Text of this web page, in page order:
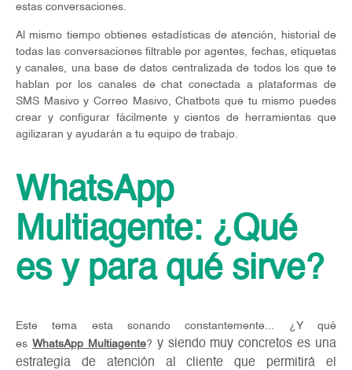
estas conversaciones.
Al mismo tiempo obtienes estadísticas de atención, historial de
todas las conversaciones filtrable por agentes, fechas, etiquetas
y canales, una base de datos centralizada de todos los que te
hablan por los canales de chat conectada a plataformas de
SMS Masivo y Correo Masivo, Chatbots que tu mismo puedes
crear y configurar fácilmente y cientos de herramientas que
agilizaran y ayudarán a tu equipo de trabajo.
WhatsApp
Multiagente: ¿Qué
es y para qué sirve?
Este tema esta sonando constantemente... ¿Y qué
es WhatsApp Multiagente? y siendo muy concretos es una
estrategia de atención al cliente que permitirá el